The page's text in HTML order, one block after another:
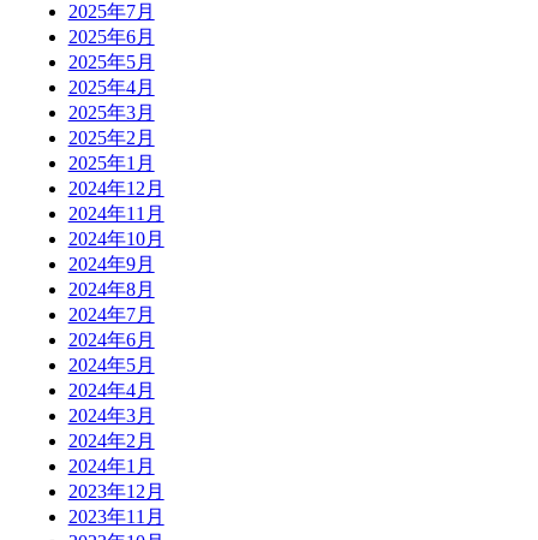
2025年7月
2025年6月
2025年5月
2025年4月
2025年3月
2025年2月
2025年1月
2024年12月
2024年11月
2024年10月
2024年9月
2024年8月
2024年7月
2024年6月
2024年5月
2024年4月
2024年3月
2024年2月
2024年1月
2023年12月
2023年11月